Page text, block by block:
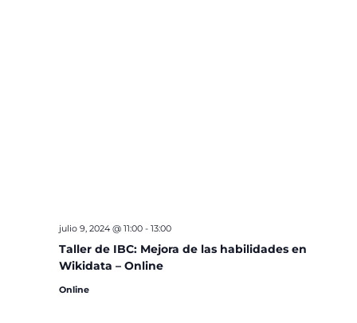
Taller de IBC: Mejora de las habilidades en
Wikidata – Online
julio 9, 2024 @ 11:00- 13:00
Online